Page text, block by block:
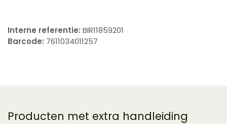
Interne referentie: BIR11859201
Barcode: 7611034011257
Producten met extra handleiding